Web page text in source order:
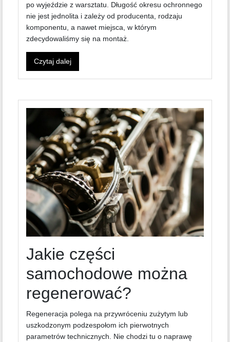
po wyjeździe z warsztatu. Długość okresu ochronnego
nie jest jednolita i zależy od producenta, rodzaju
komponentu, a nawet miejsca, w którym
zdecydowaliśmy się na montaż.
Czytaj dalej
Jakie części
samochodowe można
regenerować?
Regeneracja polega na przywróceniu zużytym lub
uszkodzonym podzespołom ich pierwotnych
parametrów technicznych. Nie chodzi tu o naprawę